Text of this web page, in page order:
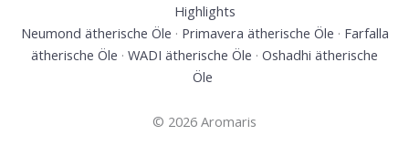
Highlights
Neumond ätherische Öle · Primavera ätherische Öle · Farfalla
ätherische Öle · WADI ätherische Öle · Oshadhi ätherische
Öle
© 2026 Aromaris